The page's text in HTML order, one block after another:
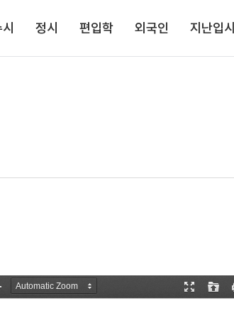
정시 편입학 외국인 지난입